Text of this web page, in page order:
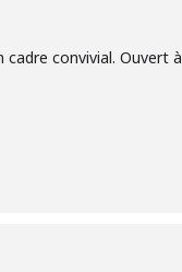
convivial. Ouvert à